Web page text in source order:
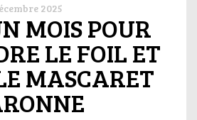
2025
MOIS POUR
LE FOIL ET
MASCARET